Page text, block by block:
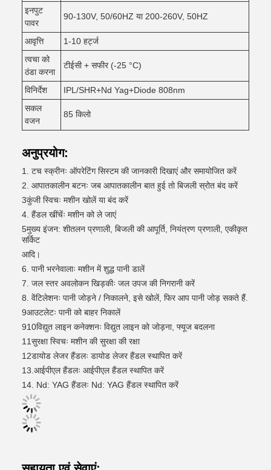
इनपुट
पावर
90-130V, 50/60HZ या 200-260V, 50HZ
आवृत्ति
1-10 हर्ट्ज
त्वचा को
ठंडा करना
टीईसी + सफीर (-25 °C)
विनिर्देश
IPL/SHR+Nd Yag+Diode 808nm
सकल
वजन
85 किलो
अनुप्रयोग:
1. टच स्क्रीनः ऑपरेटिंग सिस्टम की जानकारी दिखाएं और समायोजित करें
2. आपातकालीन बटनः जब आपातकालीन बात हुई तो बिजली स्रोत बंद करें
3कुंजी स्विचः मशीन खोलें या बंद करें
4. हैंडल खींचेंः मशीन को ले जाएं
5मुख्य इंजन: शीतलन प्रणाली, बिजली की आपूर्ति, नियंत्रण प्रणाली, एकीकृत
सर्किट
आदि।
6. पानी भरनेवालाः मशीन में शुद्ध पानी डालें
7. जल स्तर अवलोकन खिड़कीः जल उपज की निगरानी करें
8. वेंटिलेशनः पानी जोड़ने / निकालने, इसे खोलें, फिर आप पानी जोड़ सकते हैं.
9आउटलेटः पानी को बाहर निकालें
910विद्युत लाइन कनेक्शनः विद्युत लाइन को जोड़ना, फ्यूज बदलना
11सुरक्षा स्विचः मशीन की सुरक्षा की रक्षा
12डायोड लेजर हैंडलः डायोड लेजर हैंडल स्थापित करें
13.आईपीएल हैंडलः आईपीएल हैंडल स्थापित करें
14. Nd: YAG हैंडलः Nd: YAG हैंडल स्थापित करें